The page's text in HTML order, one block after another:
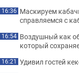
16:36 Маскируем
справляемся с
16:54 Воздушный как
который
16:21 Удивил гостей